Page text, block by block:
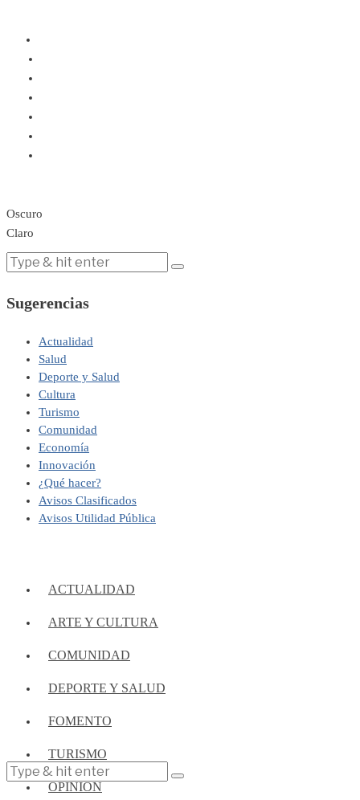
Oscuro
Claro
Sugerencias
Actualidad
Salud
Deporte y Salud
Cultura
Turismo
Comunidad
Economía
Innovación
¿Qué hacer?
Avisos Clasificados
Avisos Utilidad Pública
ACTUALIDAD
ARTE Y CULTURA
COMUNIDAD
DEPORTE Y SALUD
FOMENTO
TURISMO
OPINIÓN